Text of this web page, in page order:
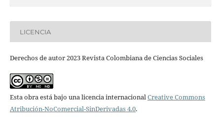
LICENCIA
Derechos de autor 2023 Revista Colombiana de Ciencias Sociales
Esta obra está bajo una licencia internacionalCreative Commons
Atribución-NoComercial-SinDerivadas 4.0.